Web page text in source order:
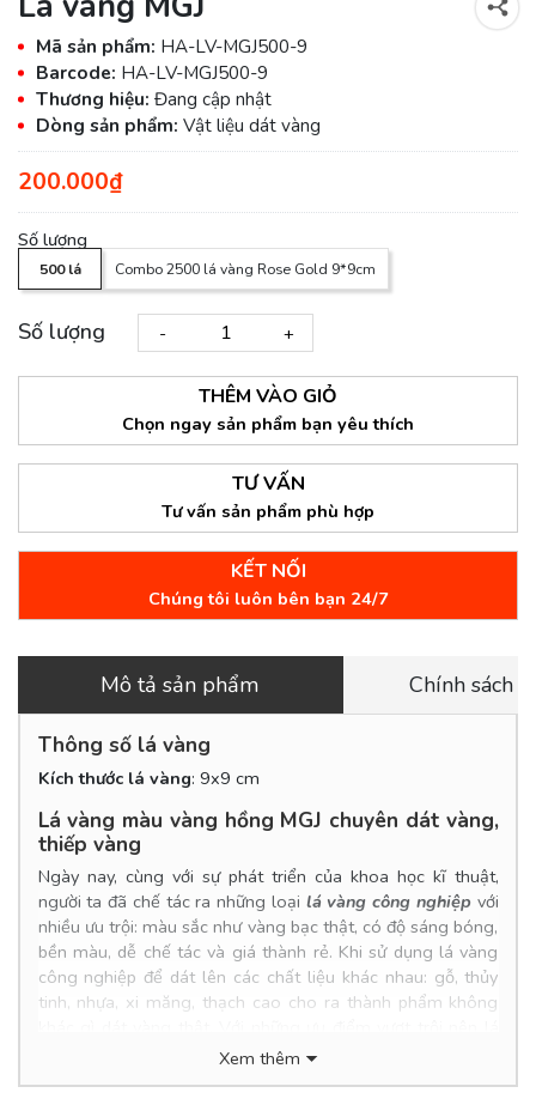
Mã sản phẩm: HA-LV-MGJ500-9
Barcode: HA-LV-MGJ500-9
Thương hiệu: Đang cập nhật
Dòng sản phẩm: Vật liệu dát vàng
200.000₫
Số lượng
500 lá Combo 2500 lá vàng Rose Gold 9*9cm
Số lượng - +
THÊM VÀO GIỎ
Chọn ngay sản phẩm bạn yêu thích
TƯ VẤN
Tư vấn sản phẩm phù hợp
KẾT NỐI
Chúng tôi luôn bên bạn 24/7
Mô tả sản phẩm Chính sách
Thông số lá vàng
Kích thước lá vàng: 9x9 cm
Lá vàng màu vàng hồng MGJ chuyên dát vàng,
thiếp vàng
Ngày nay, cùng với sự phát triển của khoa học kĩ thuật,
người ta đã chế tác ra những loại lá vàng công nghiệp với
nhiều ưu trội: màu sắc như vàng bạc thật, có độ sáng bóng,
bền màu, dễ chế tác và giá thành rẻ. Khi sử dụng lá vàng
công nghiệp để dát lên các chất liệu khác nhau: gỗ, thủy
tinh, nhựa, xi măng, thạch cao cho ra thành phẩm không
vàng công nghiệp ngày càng được sử dụng rộng rãi trong
Xem thêm